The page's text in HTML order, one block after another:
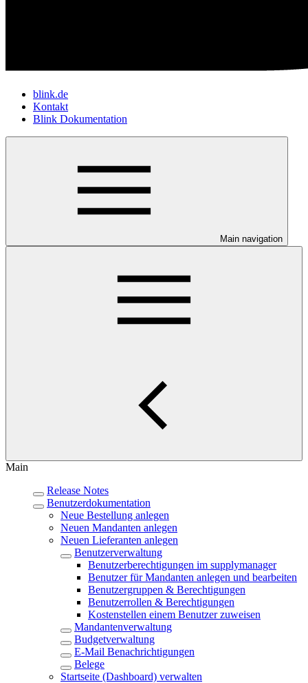
blink.de
Kontakt
Blink Dokumentation
Main navigation
Main
Release Notes
Benutzerdokumentation
Neue Bestellung anlegen
Neuen Mandanten anlegen
Neuen Lieferanten anlegen
Benutzerverwaltung
Benutzerberechtigungen im supplymanager
Benutzer für Mandanten anlegen und bearbeiten
Benutzergruppen & Berechtigungen
Benutzerrollen & Berechtigungen
Kostenstellen einem Benutzer zuweisen
Mandantenverwaltung
Budgetverwaltung
E-Mail Benachrichtigungen
Belege
Startseite (Dashboard) verwalten